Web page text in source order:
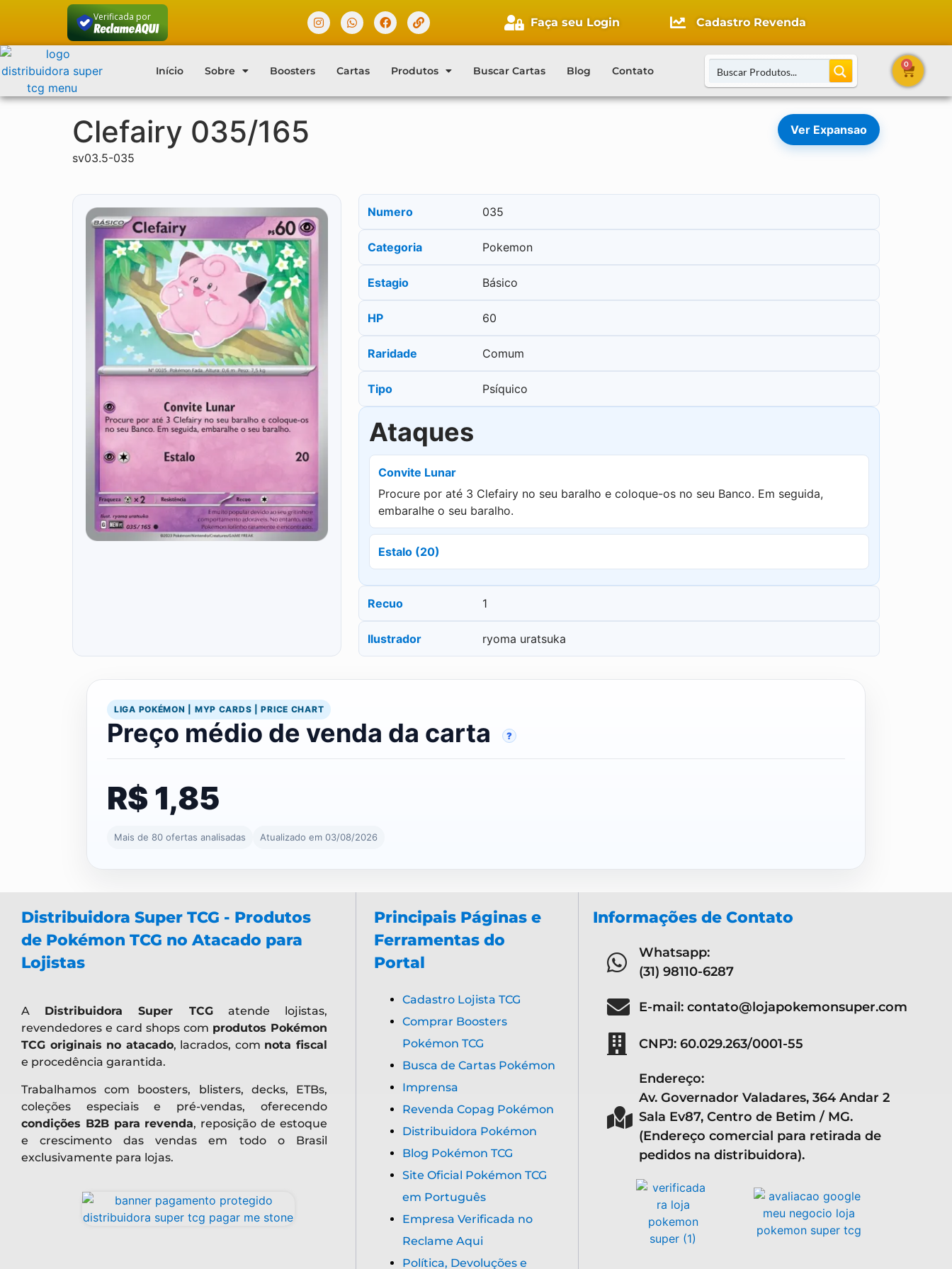
Verificada por Faça seu Login Cadastro Revenda
Início Sobre Boosters Cartas Produtos Buscar Cartas Blog Contato
0
Clefairy 035/165
sv03.5-035
Ver Expansao
Numero 035
Categoria Pokemon
Estagio Básico
HP 60
Raridade Comum
Tipo Psíquico
Ataques
Convite Lunar
Procure por até 3 Clefairy no seu baralho e coloque-os no seu Banco. Em seguida,
embaralhe o seu baralho.
Estalo (20)
Recuo 1
Ilustrador ryoma uratsuka
LIGA POKÉMON | MYP CARDS | PRICE CHART
Preço médio de venda da carta ?
R$ 1,85
Mais de 80 ofertas analisadas Atualizado em 03/08/2026
Distribuidora Super TCG - Produtos
de Pokémon TCG no Atacado para
Lojistas
A Distribuidora Super TCGatende lojistas,
revendedores e card shops com produtos Pokémon
TCG originais no atacado, lacrados, com nota fiscal
e procedência garantida.
Trabalhamos com boosters, blisters, decks, ETBs,
coleções especiais e pré-vendas, oferecendo
condições B2B para revenda, reposição de estoque
e crescimento das vendas em todo o Brasil
exclusivamente para lojas.
Principais Páginas e
Ferramentas do
Portal
Cadastro Lojista TCG
Comprar Boosters
Pokémon TCG
Busca de Cartas Pokémon
Imprensa
Revenda Copag Pokémon
Distribuidora Pokémon
Blog Pokémon TCG
Site Oficial Pokémon TCG
em Português
Empresa Verificada no
Reclame Aqui
Política, Devoluções e
Informações de Contato
Whatsapp:
(31) 98110-6287
E-mail: contato@lojapokemonsuper.com
CNPJ: 60.029.263/0001-55
Endereço:
Av. Governador Valadares, 364 Andar 2
Sala Ev87, Centro de Betim / MG.
(Endereço comercial para retirada de
pedidos na distribuidora).